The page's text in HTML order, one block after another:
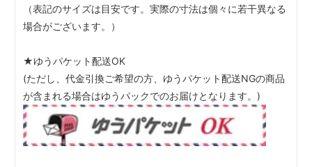
（表記のサイズは目安です。実際の寸法は個々に若干異なる
場合がございます。）
★ゆうパケット配送OK
(ただし、代金引換ご希望の方、ゆうパケット配送NGの商品
が含まれる場合はゆうパックでのお届けとなります。)